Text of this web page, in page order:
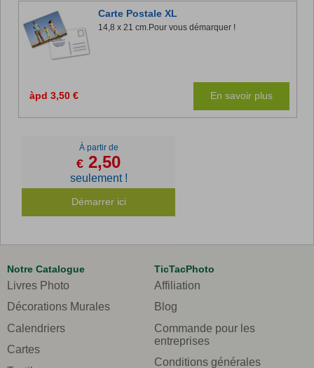
Carte Postale XL
14,8 x 21 cm.Pour vous démarquer !
àpd 3,50 € En savoir plus
À partir de
€ 2,50
seulement !
Démarrer ici
Notre Catalogue
Livres Photo
Décorations Murales
Calendriers
Cartes
TicTacPhoto
Affiliation
Blog
Commande pour les
entreprises
Conditions générales